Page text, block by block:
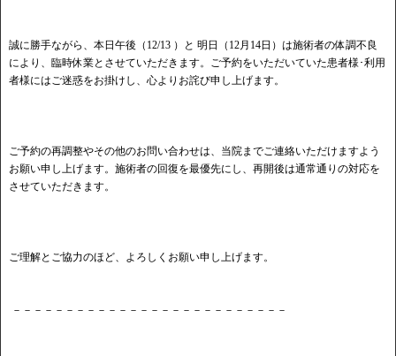
誠に勝手ながら、本日午後（12/13 ）と 明日（12月14日）は施術者の体調不良
により、臨時休業とさせていただきます。ご予約をいただいていた患者様･利用
者様にはご迷惑をお掛けし、心よりお詫び申し上げます。
ご予約の再調整やその他のお問い合わせは、当院までご連絡いただけますよう
お願い申し上げます。施術者の回復を最優先にし、再開後は通常通りの対応を
させていただきます。
ご理解とご協力のほど、よろしくお願い申し上げます。
－－－－－－－－－－－－－－－－－－－－－－－－－－